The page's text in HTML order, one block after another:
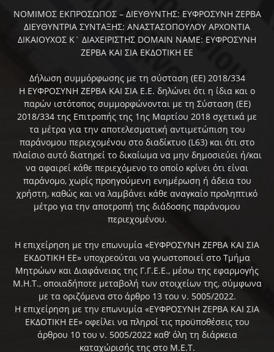
ΝΟΜΙΜΟΣ ΕΚΠΡΟΣΩΠΟΣ – ΔΙΕΥΘΥΝΤΗΣ: ΕΥΦΡΟΣΥΝΗ ΖΕΡΒΑ
ΔΙΕΥΘΥΝΤΡΙΑ ΣΥΝΤΑΞΗΣ: ΑΝΑΣΤΑΣΟΠΟΥΛΟΥ ΑΡΧΟΝΤΙΑ
ΔΙΚΑΙΟΥΧΟΣ Κ` ΔΙΑΧΕΙΡΙΣΤΗΣ DOMAIN NAME: ΕΥΦΡΟΣΥΝΗ
ΖΕΡΒΑ ΚΑΙ ΣΙΑ ΕΚΔΟΤΙΚΗ ΕΕ
Δήλωση συμμόρφωσης με τη σύσταση (ΕΕ) 2018/334
Η ΕΥΦΡΟΣΥΝΗ ΖΕΡΒΑ ΚΑΙ ΣΙΑ Ε.Ε. δηλώνει ότι η ίδια και ο
παρών ιστότοπος συμμορφώνονται με τη Σύσταση (ΕΕ)
2018/334 της Επιτροπής της 1ης Μαρτίου 2018 σχετικά με
τα μέτρα για την αποτελεσματική αντιμετώπιση του
παράνομου περιεχομένου στο διαδίκτυο (L63) και ότι στο
πλαίσιο αυτό διατηρεί το δικαίωμα να μην δημοσιεύει ή/και
να αφαιρεί κάθε περιεχόμενο το οποίο κρίνει ότι είναι
παράνομο, χωρίς προηγούμενη ενημέρωση ή άδεια του
χρήστη, καθώς και να λαμβάνει κάθε αναγκαίο προληπτικό
μέτρο για την αποτροπή της διάδοσης παράνομου
περιεχομένου.
Η επιχείρηση με την επωνυμία «ΕΥΦΡΟΣΥΝΗ ΖΕΡΒΑ ΚΑΙ ΣΙΑ
ΕΚΔΟΤΙΚΗ ΕΕ» υποχρεούται να γνωστοποιεί στο Τμήμα
Μητρώων και Διαφάνειας της Γ.Γ.Ε.Ε., μέσω της εφαρμογής
Μ.Η.Τ., οποιαδήποτε μεταβολή των στοιχείων της, σύμφωνα
με τα οριζόμενα στο άρθρο 13 του ν. 5005/2022.
Η επιχείρηση με την επωνυμία «ΕΥΦΡΟΣΥΝΗ ΖΕΡΒΑ ΚΑΙ ΣΙΑ
ΕΚΔΟΤΙΚΗ ΕΕ» οφείλει να πληροί τις προϋποθέσεις του
άρθρου 10 του ν. 5005/2022 καθ’ όλη τη διάρκεια
καταχώρισής της στο Μ.Ε.Τ.